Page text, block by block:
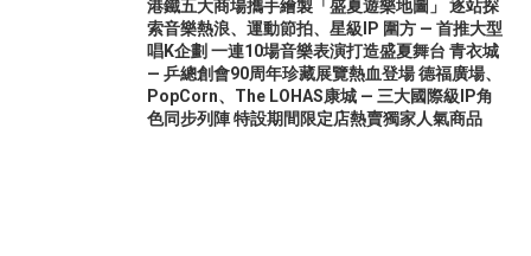
港鐵五大商場攜手繪製「盛夏遊樂地圖」 逐站探
索音樂熱浪、運動節拍、星級IP 圍方 — 首推大型
唱K企劃 一連10場音樂表演打造盛夏舞台 青衣城
— 乒總創會90周年珍藏展覽熱血登場 德福廣場、
PopCorn、The LOHAS康城 — 三大國際級IP角
色同步列陣 特設期間限定店熱賣獨家人氣商品